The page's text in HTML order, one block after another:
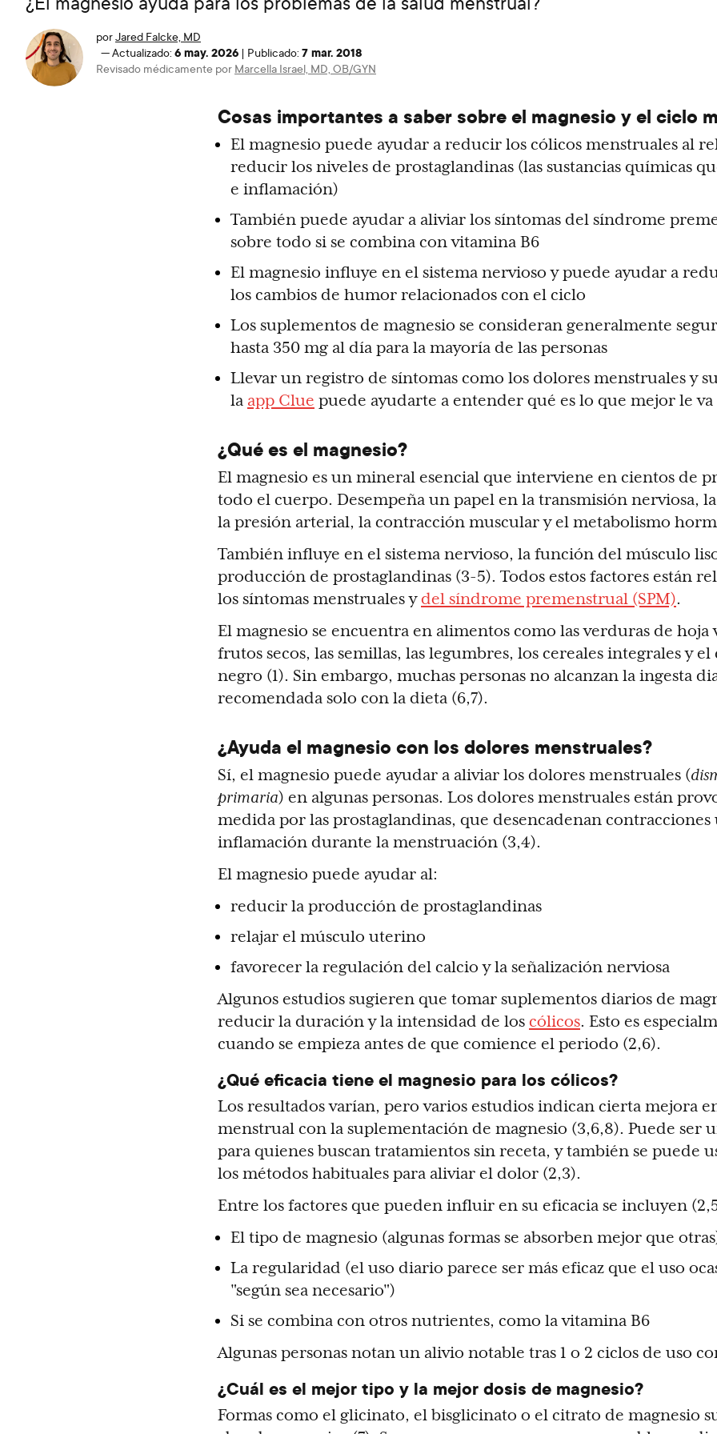
porJared Falcke, MD
—Actualizado: 6 may. 2026 | Publicado: 7 mar. 2018
Revisado médicamente por Marcella Israel, MD, OB/GYN
Cosas importantes a saber sobre el magnesio y el ciclo
El magnesio puede ayudar a reducir los cólicos menstruales al
reducir los niveles de prostaglandinas (las sustancias químicas
e inflamación)
También puede ayudar a aliviar los síntomas del síndrome
sobre todo si se combina con vitamina B6
El magnesio influye en el sistema nervioso y puede ayudar a
los cambios de humor relacionados con el ciclo
Los suplementos de magnesio se consideran generalmente
hasta 350 mg al día para la mayoría de las personas
Llevar un registro de síntomas como los dolores menstruales y
la app Clue puede ayudarte a entender qué es lo que mejor le
¿Qué es el magnesio?
El magnesio es un mineral esencial que interviene en cientos de
todo el cuerpo. Desempeña un papel en la transmisión nerviosa,
la presión arterial, la contracción muscular y el metabolismo
También influye en el sistema nervioso, la función del músculo
producción de prostaglandinas (3-5). Todos estos factores están
los síntomas menstruales ydel síndrome premenstrual (SPM).
El magnesio se encuentra en alimentos como las verduras de hoja
frutos secos, las semillas, las legumbres, los cereales integrales y
negro (1). Sin embargo, muchas personas no alcanzan la ingesta
recomendada solo con la dieta (6,7).
¿Ayuda el magnesio con los dolores menstruales?
Sí, el magnesio puede ayudar a aliviar los dolores menstruales (
primaria) en algunas personas. Los dolores menstruales están
medida por las prostaglandinas, que desencadenan contracciones
inflamación durante la menstruación (3,4).
El magnesio puede ayudar al:
reducir la producción de prostaglandinas
relajar el músculo uterino
favorecer la regulación del calcio y la señalización nerviosa
Algunos estudios sugieren que tomar suplementos diarios de
reducir la duración y la intensidad de los cólicos. Esto es
cuando se empieza antes de que comience el periodo (2,6).
¿Qué eficacia tiene el magnesio para los cólicos?
Los resultados varían, pero varios estudios indican cierta mejora
menstrual con la suplementación de magnesio (3,6,8). Puede ser
para quienes buscan tratamientos sin receta, y también se puede
los métodos habituales para aliviar el dolor (2,3).
Entre los factores que pueden influir en su eficacia se incluyen
El tipo de magnesio (algunas formas se absorben mejor que
La regularidad (el uso diario parece ser más eficaz que el uso
"según sea necesario")
Si se combina con otros nutrientes, como la vitamina B6
Algunas personas notan un alivio notable tras 1 o 2 ciclos de uso
¿Cuál es el mejor tipo y la mejor dosis de magnesio?
Formas como el glicinato, el bisglicinato o el citrato de magnesio